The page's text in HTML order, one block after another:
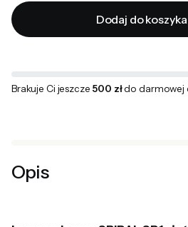
Dodaj do koszyka
Brakuje Ci jeszcze 500 złdo darmowej
Opis